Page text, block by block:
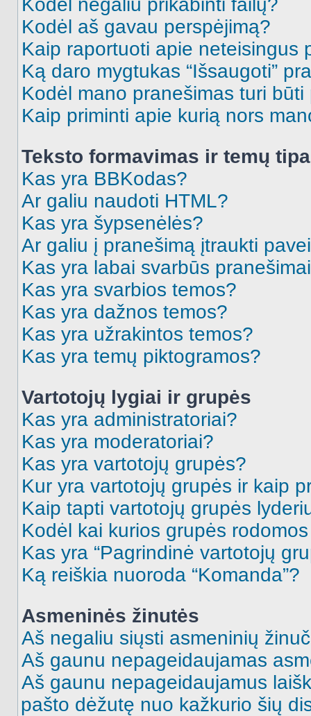
Kodėl negaliu prikabinti failų?
Kodėl aš gavau perspėjimą?
Kaip raportuoti apie neteisingus
Ką daro mygtukas “Išsaugoti”
Kodėl mano pranešimas turi būti
Kaip priminti apie kurią nors
Teksto formavimas ir temų
Kas yra BBKodas?
Ar galiu naudoti HTML?
Kas yra šypsenėlės?
Ar galiu į pranešimą įtraukti
Kas yra labai svarbūs
Kas yra svarbios temos?
Kas yra dažnos temos?
Kas yra užrakintos temos?
Kas yra temų piktogramos?
Vartotojų lygiai ir grupės
Kas yra administratoriai?
Kas yra moderatoriai?
Kas yra vartotojų grupės?
Kur yra vartotojų grupės ir kaip
Kaip tapti vartotojų grupės
Kodėl kai kurios grupės
Kas yra “Pagrindinė vartotojų
Ką reiškia nuoroda “Komanda”?
Asmeninės žinutės
Aš negaliu siųsti asmeninių
Aš gaunu nepageidaujamas
Aš gaunu nepageidaujamus
pašto dėžutę nuo kažkurio šių